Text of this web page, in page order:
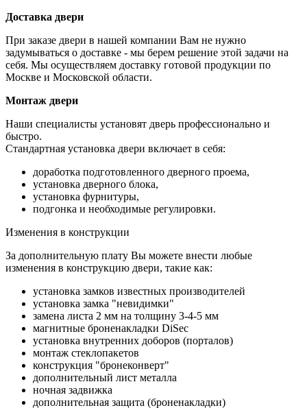
Доставка двери
При заказе двери в нашей компании Вам не нужно
задумываться о доставке - мы берем решение этой задачи на
себя. Мы осуществляем доставку готовой продукции по
Москве и Московской области.
Монтаж двери
Наши специалисты установят дверь профессионально и
быстро.
Стандартная установка двери включает в себя:
доработка подготовленного дверного проема,
установка дверного блока,
установка фурнитуры,
подгонка и необходимые регулировки.
Изменения в конструкции
За дополнительную плату Вы можете внести любые
изменения в конструкцию двери, такие как:
установка замков известных производителей
установка замка "невидимки"
замена листа 2 мм на толщину 3-4-5 мм
магнитные броненакладки DiSec
установка внутренних доборов (порталов)
монтаж стеклопакетов
конструкция "бронеконверт"
дополнительный лист металла
ночная задвижка
дополнительная защита (броненакладки)